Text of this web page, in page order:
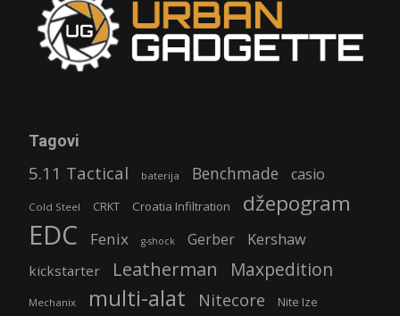
Tagovi
5.11 Tactical baterija Benchmade casio
Cold Steel CRKT Croatia Infiltration džepogram
EDC Fenix g-shock Gerber Kershaw
kickstarter Leatherman Maxpedition
Mechanix multi-alat Nitecore Nite Ize